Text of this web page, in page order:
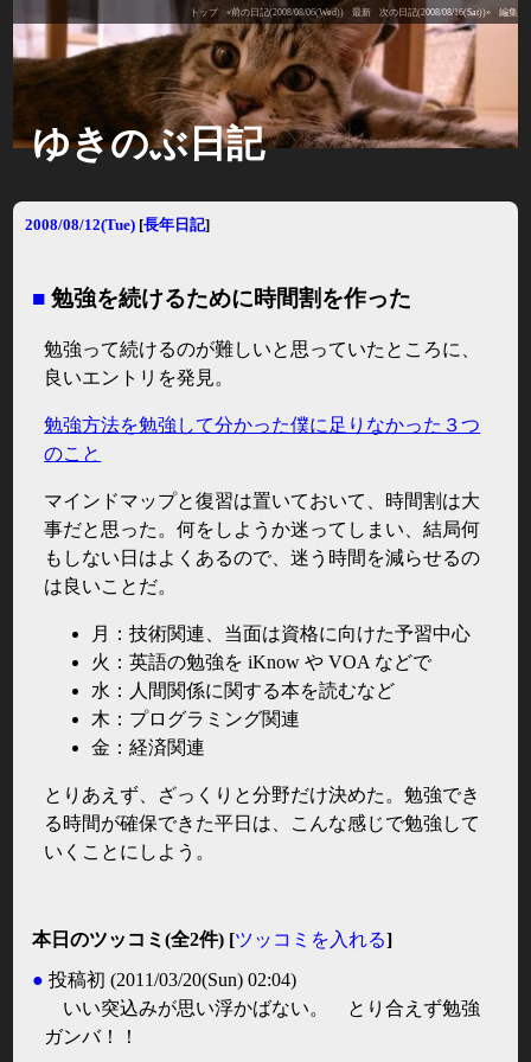
トップ «前の日記(2008/08/06(Wed)) 最新 次の日記(2008/08/16(Sat))» 編集
ゆきのぶ日記
2008/08/12(Tue) [長年日記]
■ 勉強を続けるために時間割を作った
勉強って続けるのが難しいと思っていたところに、
良いエントリを発見。
勉強方法を勉強して分かった僕に足りなかった３つ
のこと
マインドマップと復習は置いておいて、時間割は大
事だと思った。何をしようか迷ってしまい、結局何
もしない日はよくあるので、迷う時間を減らせるの
は良いことだ。
月：技術関連、当面は資格に向けた予習中心
火：英語の勉強を iKnow や VOA などで
水：人間関係に関する本を読むなど
木：プログラミング関連
金：経済関連
とりあえず、ざっくりと分野だけ決めた。勉強でき
る時間が確保できた平日は、こんな感じで勉強して
いくことにしよう。
本日のツッコミ(全2件) [ツッコミを入れる]
● 投稿初 (2011/03/20(Sun) 02:04)
いい突込みが思い浮かばない。 とり合えず勉強
ガンバ！！